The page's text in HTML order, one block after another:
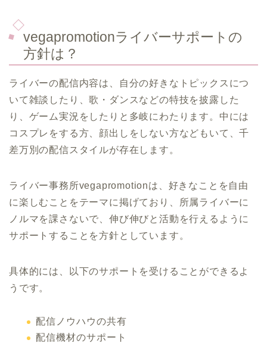
vegapromotionライバーサポートの
方針は？
ライバーの配信内容は、自分の好きなトピックスにつ
いて雑談したり、歌・ダンスなどの特技を披露した
り、ゲーム実況をしたりと多岐にわたります。中には
コスプレをする方、顔出しをしない方などもいて、千
差万別の配信スタイルが存在します。
ライバー事務所vegapromotionは、好きなことを自由
に楽しむことをテーマに掲げており、所属ライバーに
ノルマを課さないで、伸び伸びと活動を行えるように
サポートすることを方針としています。
具体的には、以下のサポートを受けることができるよ
うです。
配信ノウハウの共有
配信機材のサポート